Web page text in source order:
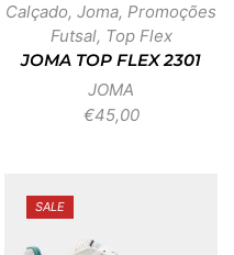
Calçado, Joma, Promoções
Futsal, Top Flex
JOMA TOP FLEX 2301
JOMA
€45,00
SALE